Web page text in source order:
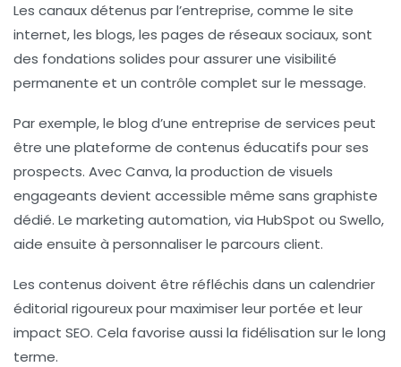
Les canaux détenus par l’entreprise, comme le site
internet, les blogs, les pages de réseaux sociaux, sont
des fondations solides pour assurer une visibilité
permanente et un contrôle complet sur le message.
Par exemple, le blog d’une entreprise de services peut
être une plateforme de contenus éducatifs pour ses
prospects. Avec Canva, la production de visuels
engageants devient accessible même sans graphiste
dédié. Le marketing automation, via HubSpot ou Swello,
aide ensuite à personnaliser le parcours client.
Les contenus doivent être réfléchis dans un calendrier
éditorial rigoureux pour maximiser leur portée et leur
impact SEO. Cela favorise aussi la fidélisation sur le long
terme.